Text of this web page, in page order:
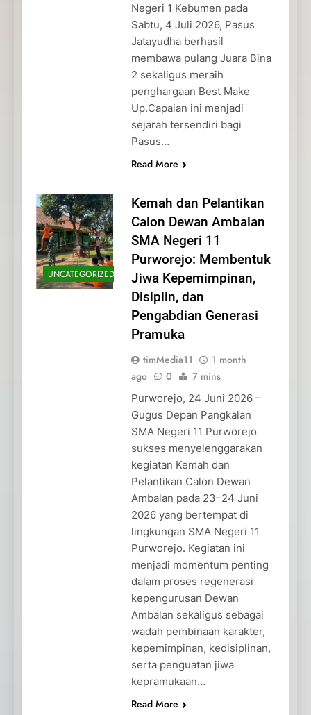
Negeri 1 Kebumen pada
Sabtu, 4 Juli 2026, Pasus
Jatayudha berhasil
membawa pulang Juara Bina
2 sekaligus meraih
penghargaan Best Make
Up.Capaian ini menjadi
sejarah tersendiri bagi
Pasus…
Read More
UNCATEGORIZED
Kemah dan Pelantikan
Calon Dewan Ambalan
SMA Negeri 11
Purworejo: Membentuk
Jiwa Kepemimpinan,
Disiplin, dan
Pengabdian Generasi
Pramuka
timMedia11
1 month
ago
0 7 mins
Purworejo, 24 Juni 2026 –
Gugus Depan Pangkalan
SMA Negeri 11 Purworejo
sukses menyelenggarakan
kegiatan Kemah dan
Pelantikan Calon Dewan
Ambalan pada 23–24 Juni
2026 yang bertempat di
lingkungan SMA Negeri 11
Purworejo. Kegiatan ini
menjadi momentum penting
dalam proses regenerasi
kepengurusan Dewan
Ambalan sekaligus sebagai
wadah pembinaan karakter,
kepemimpinan, kedisiplinan,
serta penguatan jiwa
kepramukaan…
Read More